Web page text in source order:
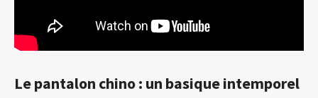
Le pantalon chino : un basique intemporel